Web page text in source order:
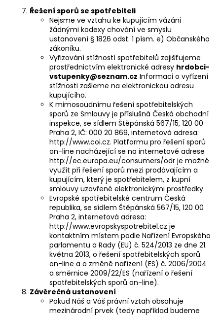
Řešení sporů se spotřebiteli
Nejsme ve vztahu ke kupujícím vázáni
žádnými kodexy chování ve smyslu
ustanovení § 1826 odst. 1 písm. e) Občanského
zákoníku.
Vyřizování stížností spotřebitelů zajišťujeme
prostřednictvím elektronické adresy hrdobci-
vstupenky@seznam.cz Informaci o vyřízení
stížnosti zašleme na elektronickou adresu
kupujícího.
K mimosoudnímu řešení spotřebitelských
sporů ze Smlouvy je příslušná Česká obchodní
inspekce, se sídlem Štěpánská 567/15, 120 00
Praha 2, IČ: 000 20 869, internetová adresa:
http://www.coi.cz. Platformu pro řešení sporů
on-line nacházející se na internetové adrese
http://ec.europa.eu/consumers/odr je možné
využít při řešení sporů mezi prodávajícím a
kupujícím, který je spotřebitelem, z kupní
smlouvy uzavřené elektronickými prostředky.
Evropské spotřebitelské centrum Česká
republika, se sídlem Štěpánská 567/15, 120 00
Praha 2, internetová adresa:
http://www.evropskyspotrebitel.cz je
kontaktním místem podle Nařízení Evropského
parlamentu a Rady (EU) č. 524/2013 ze dne 21.
května 2013, o řešení spotřebitelských sporů
on-line a o změně nařízení (ES) č. 2006/2004
a směrnice 2009/22/ES (nařízení o řešení
spotřebitelských sporů on-line).
Závěrečná ustanovení
Pokud Náš a Váš právní vztah obsahuje
mezinárodní prvek (tedy například budeme